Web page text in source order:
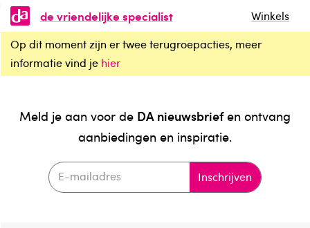
de vriendelijke specialist
Winkels
Op dit moment zijn er twee terugroepacties, meer
informatie vind je hier
Meld je aan voor de DA nieuwsbriefen ontvang
aanbiedingen en inspiratie.
Inschrijven